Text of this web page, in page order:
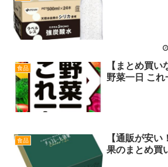
食品
【まとめ買
野菜一日 これ
食品
【通販が安
果のまとめ買